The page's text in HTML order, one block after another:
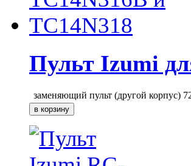
Пульт Izumi
заменяющий пульт (другой корпус)